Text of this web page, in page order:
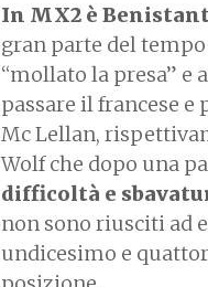
In MX2 è
gran parte del
“mollato la presa” e
passare il francese
Mc Lellan,
Wolf che dopo una
difficoltà e
non sono riusciti ad
undicesimo e